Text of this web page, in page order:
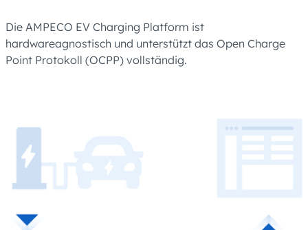
Die AMPECO EV Charging Platform ist
hardwareagnostisch und unterstützt das Open Charge
Point Protokoll (OCPP) vollständig.